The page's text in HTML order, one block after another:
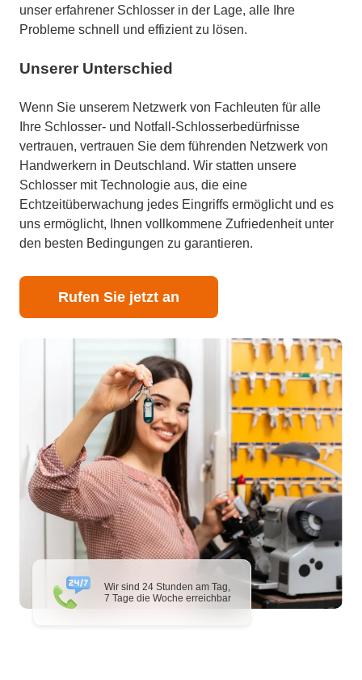
Wir sind 24 Stunden am Tag,
7 Tage die Woche erreichbar
unser erfahrener Schlosser in der Lage, alle Ihre
Probleme schnell und effizient zu lösen.
Unserer Unterschied
Wenn Sie unserem Netzwerk von Fachleuten für alle
Ihre Schlosser- und Notfall-Schlosserbedürfnisse
vertrauen, vertrauen Sie dem führenden Netzwerk von
Handwerkern in Deutschland. Wir statten unsere
Schlosser mit Technologie aus, die eine
Echtzeitüberwachung jedes Eingriffs ermöglicht und es
uns ermöglicht, Ihnen vollkommene Zufriedenheit unter
den besten Bedingungen zu garantieren.
Rufen Sie jetzt an